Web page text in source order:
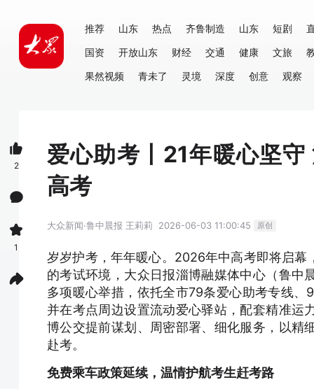
推荐 山东 热点 齐鲁制造 山东 短剧
国资
开放山东 财经 交通 健康 文旅
果然视频
青未了 灵境 深度 创意 观察
爱心助考丨21年暖心坚
高考
大众新闻·鲁中晨报 王莉莉 2026-06-03 11:00:45 原创
岁岁护考，年年暖心。2026年中高考即将启
的考试环境，大众日报淄博融媒体中心（鲁中
多项暖心举措，依托全市79条爱心助考专线
并在考点周边设置流动爱心驿站，配套精准运
博公交提前谋划、周密部署、细化服务，以精
赴考。
免费乘车政策延续，温情护航考生赶考路
2
1